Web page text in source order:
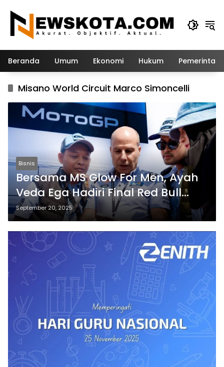
konten
Beranda Umum Ekonomi Hukum
Misano World Circuit Marco Simoncelli
Bisnis
Bersama MS Glow For Men, Ayah
Veda Ega Hadiri Final Red Bull
Rookies Cup
September 20, 2025